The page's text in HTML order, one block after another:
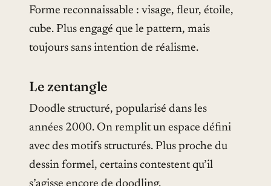
Forme reconnaissable : visage, fleur, étoile,
cube. Plus engagé que le pattern, mais
toujours sans intention de réalisme.
Le zentangle
Doodle structuré, popularisé dans les
années 2000. On remplit un espace défini
avec des motifs structurés. Plus proche du
dessin formel, certains contestent qu’il